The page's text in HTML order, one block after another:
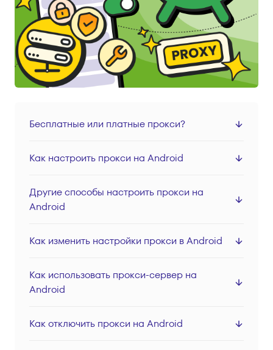
Серверные прокси
Цены
Резидентные прокси
Мобильные прокси
Вход
Регистрация
Бесплатные или платные прокси?
Как настроить прокси на Android
Другие способы настроить прокси на
Android
Как изменить настройки прокси в Android
Как использовать прокси-сервер на
Android
Как отключить прокси на Android